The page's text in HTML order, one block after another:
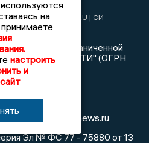
© VORONEZHNEWS.RU | СИ
новости»
Общество с ограниченной
НОВОСТИ" (ОГРН
А.А.
262 77 92
info@voronezhnews.ru
Эл № ФС 77 - 75880 от 13
на
настроить
и